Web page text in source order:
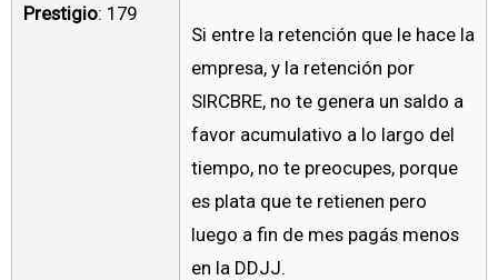
Prestigio: 179
Si entre la retención que le hace la
empresa, y la retención por
SIRCBRE, no te genera un saldo a
favor acumulativo a lo largo del
tiempo, no te preocupes, porque
es plata que te retienen pero
luego a fin de mes pagás menos
en la DDJJ.